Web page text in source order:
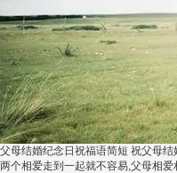
父母结婚纪念日祝福语简短 祝父母结
两个相爱走到一起就不容易,父母相